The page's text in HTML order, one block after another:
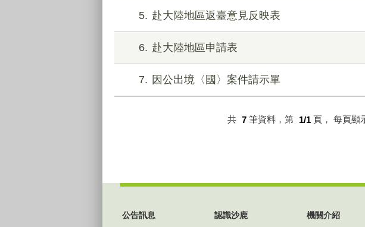
5 赴大陸地區返臺意見反映表
6 赴大陸地區申請表
7 因公出境〈國〉案件請示單
共 7 筆資料，第 1/1 頁， 每頁顯
公告訊息 認識沙鹿 機關介紹